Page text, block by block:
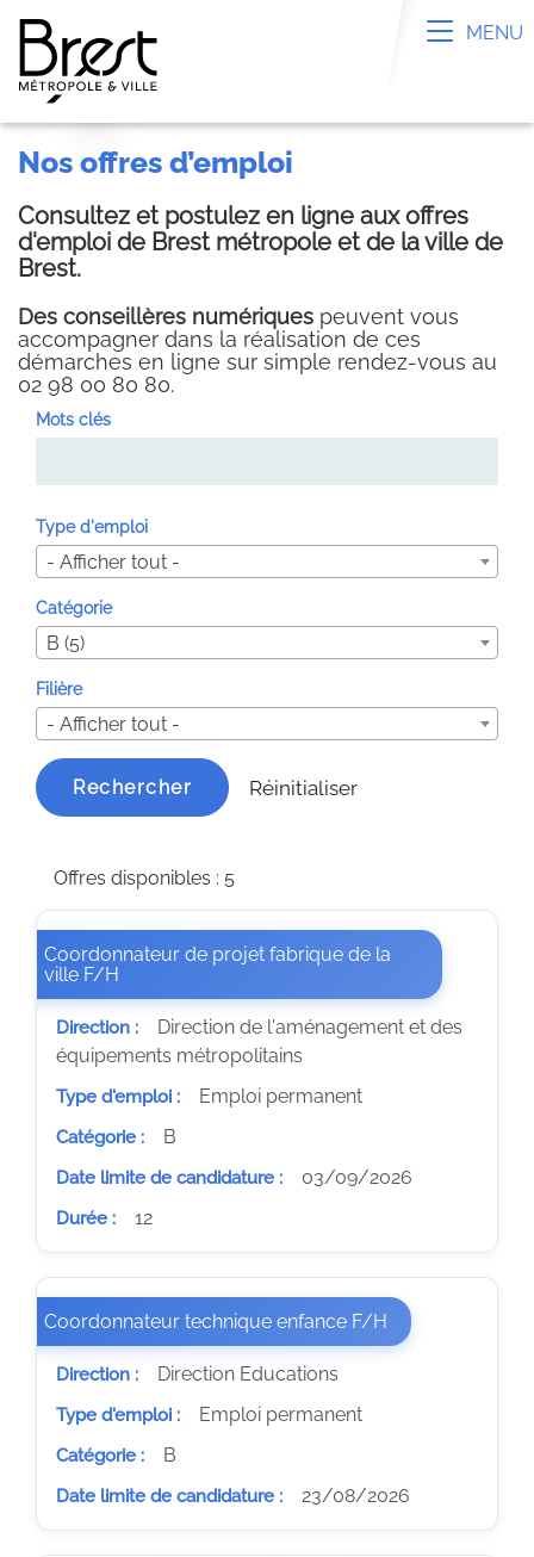
Toggle
MENU
nos offres d’emploi
Consultez et postulez en ligne aux offres
d'emploi de Brest métropole et de la ville de
Brest.
Des conseillères numériques peuvent vous
accompagner dans la réalisation de ces
démarches en ligne sur simple rendez-vous au
02 98 00 80 80.
Mots clés
Type d'emploi
- Afficher tout -
Catégorie
B (5)
Filière
- Afficher tout -
Rechercher Réinitialiser
Offres disponibles : 5
Coordonnateur de projet fabrique de la
ville F/H
Direction :
Direction de l'aménagement et des
équipements métropolitains
Type d'emploi : Emploi permanent
Catégorie : B
Date limite de candidature : 03/09/2026
Durée : 12
Coordonnateur technique enfance F/H (Nouvelle
Direction : Direction Educations
Type d'emploi : Emploi permanent
Catégorie : B
Date limite de candidature : 23/08/2026